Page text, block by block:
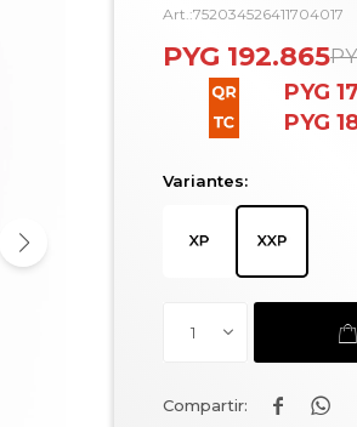
752034526411704017
PYG 192.865
PYG
PYG
Variantes:
1
 